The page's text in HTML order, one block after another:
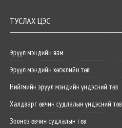
ТУСЛАХ ЦЭС
Эрүүл мэндийн яам
Эрүүл мэндийн хөгжлийн төв
Нийгмийн эрүүл мэндийн үндэсний төв
Халдварт өвчин судлалын үндэсний төв
Зооноз өвчин судлалын төв